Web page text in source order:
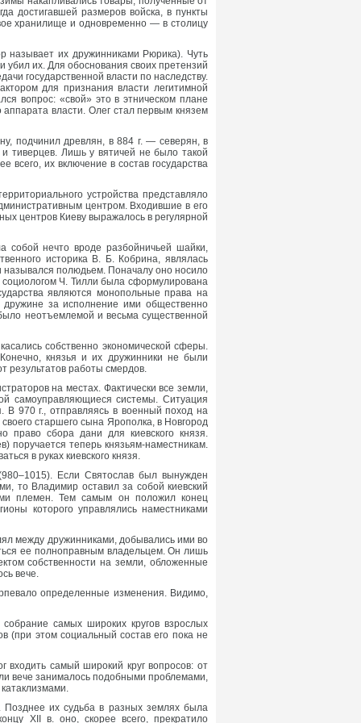
достигавшей размеров войска, в пункты
хранилище и одновременно — в столицу
называет их дружинниками Рюрика). Чуть
их. Для обоснования своих претензий
государственной власти по наследству.
для признания власти легитимной
вопрос: «свой» это в этническом плане
аппарата власти. Олег стал первым князем
подчинил древлян, в 884 г. — северян, в
тиверцев. Лишь у вятичей не было такой
всего, их включение в состав государства
устройства представляло
центром. Входившие в его
центров Киеву выражалось в регулярной
собой нечто вроде разбойничьей шайки,
историка В. Б. Кобрина, являлась
назывался полюдьем. Поначалу оно носило
социологом Ч. Тилли была сформулирована
являются монопольные права на
за исполнение ими общественно
неотъемлемой и весьма существенной
собственно экономической сферы.
князья и их дружинники не были
результатов работы смердов.
на местах. Фактически все земли,
самоуправляющиеся системы. Ситуация
970 г., отправляясь в военный поход на
старшего сына Ярополка, в Новгород
сбора дани для киевского князя.
поручается теперь князьям-наместникам.
в руках киевского князя.
Если Святослав был вынужден
то Владимир оставил за собой киевский
племен. Тем самым он положил конец
которого управлялись наместниками
между дружинниками, добывались ими во
ее полноправным владельцем. Он лишь
собственности на земли, обложенные
вече.
определенные изменения. Видимо,
самых широких кругов взрослых
(при этом социальный состав его пока не
входить самый широкий круг вопросов: от
вече занималось подобными проблемами,
Позднее их судьба в разных землях была
XII в. оно, скорее всего, прекратило